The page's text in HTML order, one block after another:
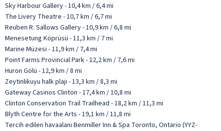
Sky Harbour Gallery - 10,4 km / 6,4 mi
The Livery Theatre - 10,7 km / 6,7 mi
Reuben R. Sallows Gallery - 10,9 km / 6,8 mi
Menesetung Köprüsü - 11,3 km / 7 mi
Marine Müzesi - 11,9 km / 7,4 mi
Point Farms Provincial Park - 12,2 km / 7,6 mi
Huron Gölü - 12,9 km / 8 mi
Zeytinlikuyu halk plajı - 13,3 km / 8,3 mi
Gateway Casinos Clinton - 17,4 km / 10,8 mi
Clinton Conservation Trail Trailhead - 18,2 km / 11,3 mi
Blyth Centre for the Arts - 19,1 km / 11,8 mi
Tercih edilen havaalanı Benmiller Inn & Spa Toronto, Ontario (YYZ-